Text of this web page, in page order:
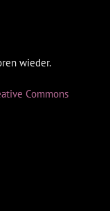
wieder.
Commons